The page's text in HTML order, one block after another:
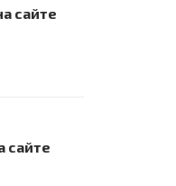
сайте
сайте